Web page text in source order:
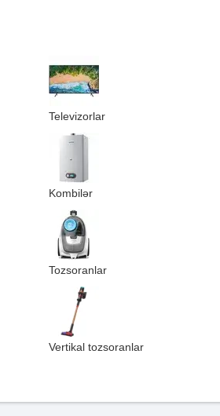
Televizorlar
Kombilər
Tozsoranlar
Vertikal tozsoranlar